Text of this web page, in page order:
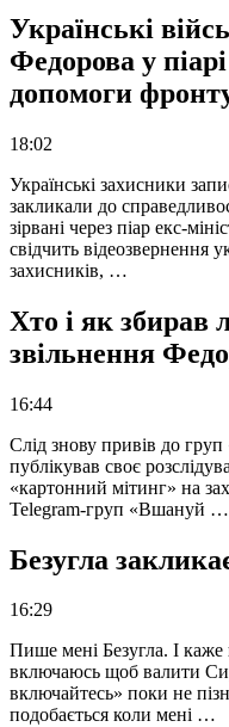
Українські
Федорова у
допомоги
18:02
Українські захисники
закликали до
зірвані через піар екс-
свідчить відеозвернення
захисників, …
Хто і як збирав
звільнення
16:44
Слід знову привів до
публікував своє
«картонний мітинг» на
Telegram-груп «Вшануй …
Безугла
16:29
Пише мені Безугла. І
включаюсь щоб валити
включайтесь» поки не
подобається коли мені …